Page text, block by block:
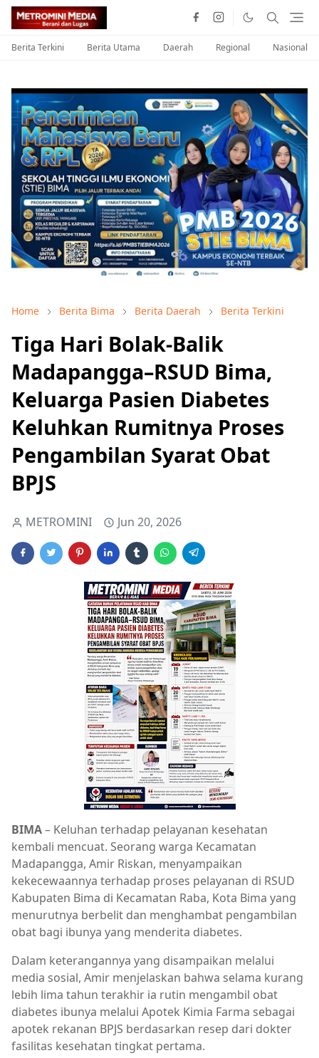
Berita Terkini Berita Utama Daerah Regional Nasional
Home Berita Bima Berita Daerah Berita Terkini
Tiga Hari Bolak-Balik
Madapangga–RSUD Bima,
Keluarga Pasien Diabetes
Keluhkan Rumitnya Proses
Pengambilan Syarat Obat
BPJS
METROMINI Jun 20, 2026
BIMA– Keluhan terhadap pelayanan kesehatan
kembali mencuat. Seorang warga Kecamatan
Madapangga, Amir Riskan, menyampaikan
kekecewaannya terhadap proses pelayanan di RSUD
Kabupaten Bima di Kecamatan Raba, Kota Bima yang
menurutnya berbelit dan menghambat pengambilan
obat bagi ibunya yang menderita diabetes.
Dalam keterangannya yang disampaikan melalui
media sosial, Amir menjelaskan bahwa selama kurang
lebih lima tahun terakhir ia rutin mengambil obat
diabetes ibunya melalui Apotek Kimia Farma sebagai
apotek rekanan BPJS berdasarkan resep dari dokter
fasilitas kesehatan tingkat pertama.